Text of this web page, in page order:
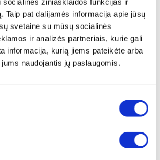
Taip pat dalijamės informacija apie jūsų
svetaine su mūsų socialinės
ir analizės partneriais, kurie gali
informacija, kurią jiems pateikėte arba
naudojantis jų paslaugomis.
2 4 6 8 10 12 14 16
sistema. Aukščiausios kokybės
indai su vakuuminiu dangteliu,
tvariam maisto konservavimui, išlaiko